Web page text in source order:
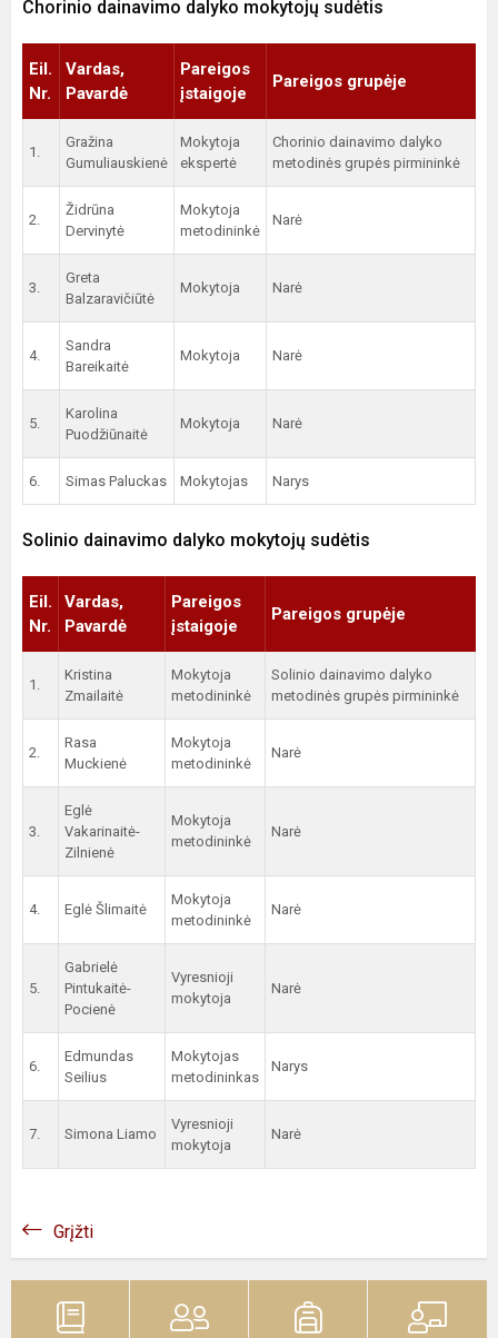
Chorinio dainavimo dalyko mokytojų sudėtis
Eil.
Nr.
Vardas,
Pavardė
Pareigos
įstaigoje
Pareigos grupėje
1.
Gražina
Gumuliauskienė
Mokytoja
ekspertė
Chorinio dainavimo dalyko
metodinės grupės pirmininkė
2.
Židrūna
Dervinytė
Mokytoja
metodininkė
Narė
3.
Greta
Balzaravičiūtė
Mokytoja Narė
4.
Sandra
Bareikaitė
Mokytoja Narė
5.
Karolina
Puodžiūnaitė
Mokytoja Narė
6. Simas Paluckas Mokytojas Narys
Solinio dainavimo dalyko mokytojų sudėtis
Eil.
Nr.
Vardas,
Pavardė
Pareigos
įstaigoje
Pareigos grupėje
1.
Kristina
Zmailaitė
Mokytoja
metodininkė
Solinio dainavimo dalyko
metodinės grupės pirmininkė
2.
Rasa
Muckienė
Mokytoja
metodininkė
Narė
3.
Eglė
Vakarinaitė-
Zilnienė
Mokytoja
metodininkė
Narė
4. Eglė Šlimaitė
Mokytoja
metodininkė
Narė
5.
Gabrielė
Pintukaitė-
Pocienė
Vyresnioji
mokytoja
Narė
6.
Edmundas
Seilius
Mokytojas
metodininkas
Narys
7. Simona Liamo
Vyresnioji
mokytoja
Narė
Grįžti